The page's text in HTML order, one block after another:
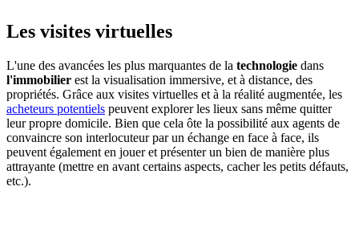
Les visites virtuelles
L'une des avancées les plus marquantes de la technologie dans
l'immobilier est la visualisation immersive, et à distance, des
propriétés. Grâce aux visites virtuelles et à la réalité augmentée, les
acheteurs potentiels peuvent explorer les lieux sans même quitter
leur propre domicile. Bien que cela ôte la possibilité aux agents de
convaincre son interlocuteur par un échange en face à face, ils
peuvent également en jouer et présenter un bien de manière plus
attrayante (mettre en avant certains aspects, cacher les petits défauts,
etc.).